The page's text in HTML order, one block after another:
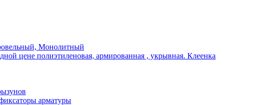
Монолитный
цене полиэтиленовая, армированная , укрывная. Клеенка
арматуры